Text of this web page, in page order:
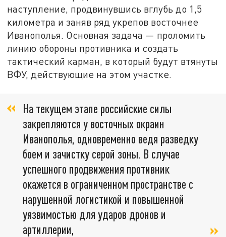
наступление, продвинувшись вглубь до 1,5
километра и заняв ряд укрепов восточнее
Иванополья. Основная задача — проломить
линию обороны противника и создать
тактический карман, в который будут втянуты
ВФУ, действующие на этом участке.
На текущем этапе российские силы
закрепляются у восточных окраин
Иванополья, одновременно ведя разведку
боем и зачистку серой зоны. В случае
успешного продвижения противник
окажется в ограниченном пространстве с
нарушенной логистикой и повышенной
уязвимостью для ударов дронов и
артиллерии,